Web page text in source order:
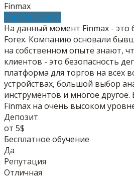
Finmax
Зарабатывать
На данный момент Finmax -
Forex. Компанию основали
на собственном опыте знают,
клиентов - это безопасность
платформа для торгов на всех
устройствах, большой выбор
инструментов и многое
Finmax на очень высоком
Депозит
от 5$
Бесплатное обучение
Да
Репутация
Отличная